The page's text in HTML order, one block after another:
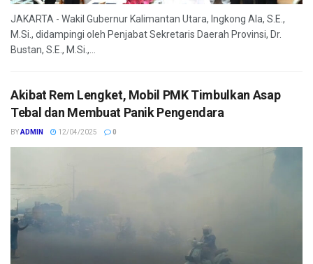
JAKARTA - Wakil Gubernur Kalimantan Utara, Ingkong Ala, S.E.,
M.Si., didampingi oleh Penjabat Sekretaris Daerah Provinsi, Dr.
Bustan, S.E., M.Si.,...
Akibat Rem Lengket, Mobil PMK Timbulkan Asap
Tebal dan Membuat Panik Pengendara
BYADMIN 12/04/2025 0